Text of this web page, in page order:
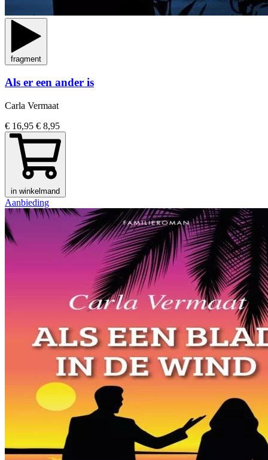
fragment
Als er een ander is
Carla Vermaat
€ 16,95 € 8,95
in winkelmand
Aanbieding